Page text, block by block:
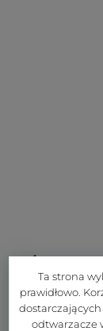
Ta strona
prawidłowo.
odtwarzacze